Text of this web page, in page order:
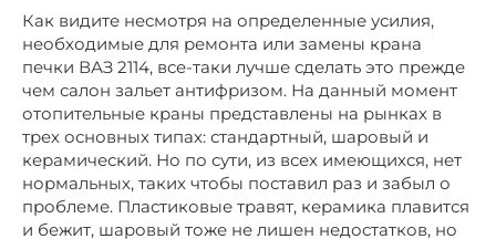
Как видите несмотря на определенные усилия,
необходимые для ремонта или замены крана
печки ВАЗ 2114, все-таки лучше сделать это прежде
чем салон зальет антифризом. На данный момент
отопительные краны представлены на рынках в
трех основных типах: стандартный, шаровый и
керамический. Но по сути, из всех имеющихся, нет
нормальных, таких чтобы поставил раз и забыл о
проблеме. Пластиковые травят, керамика плавится
и бежит, шаровый тоже не лишен недостатков, но